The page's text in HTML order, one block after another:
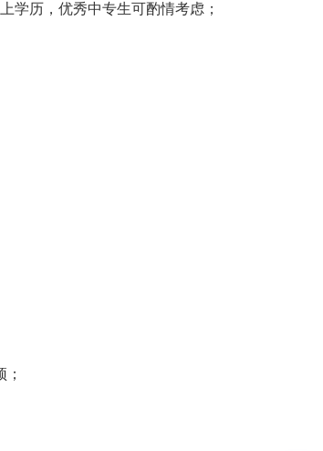
学历，优秀中专生可酌情考虑；